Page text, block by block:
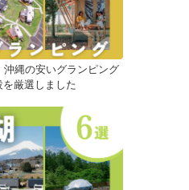
沖縄の安いグランピング
厳選しました